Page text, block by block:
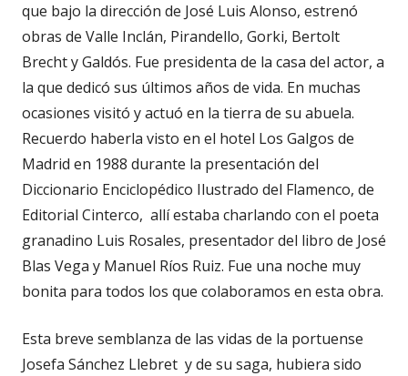
que bajo la dirección de José Luis Alonso, estrenó
obras de Valle Inclán, Pirandello, Gorki, Bertolt
Brecht y Galdós. Fue presidenta de la casa del actor, a
la que dedicó sus últimos años de vida. En muchas
ocasiones visitó y actuó en la tierra de su abuela.
Recuerdo haberla visto en el hotel Los Galgos de
Madrid en 1988 durante la presentación del
Diccionario Enciclopédico Ilustrado del Flamenco, de
Editorial Cinterco, allí estaba charlando con el poeta
granadino Luis Rosales, presentador del libro de José
Blas Vega y Manuel Ríos Ruiz. Fue una noche muy
bonita para todos los que colaboramos en esta obra.
Esta breve semblanza de las vidas de la portuense
Josefa Sánchez Llebret y de su saga, hubiera sido